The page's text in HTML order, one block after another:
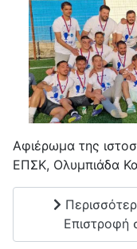
Αφιέρωμα της
ΕΠΣΚ, Ολυμπιάδα
Επιστροφή